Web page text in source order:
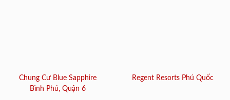
Chung Cư Blue Sapphire
Bình Phú, Quận 6
Regent Resorts Phú Quốc